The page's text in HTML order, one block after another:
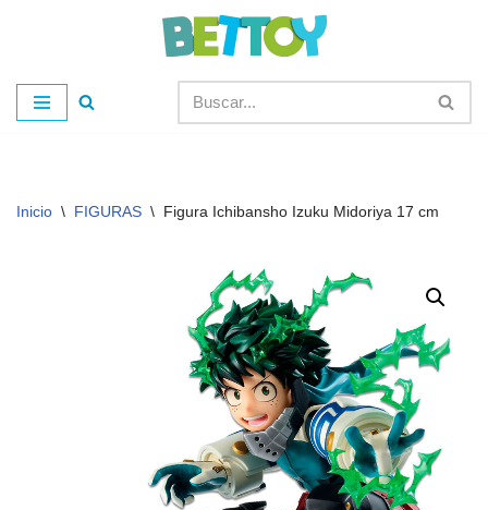
al
contenido
Inicio \ FIGURAS \ Figura Ichibansho Izuku Midoriya 17 cm